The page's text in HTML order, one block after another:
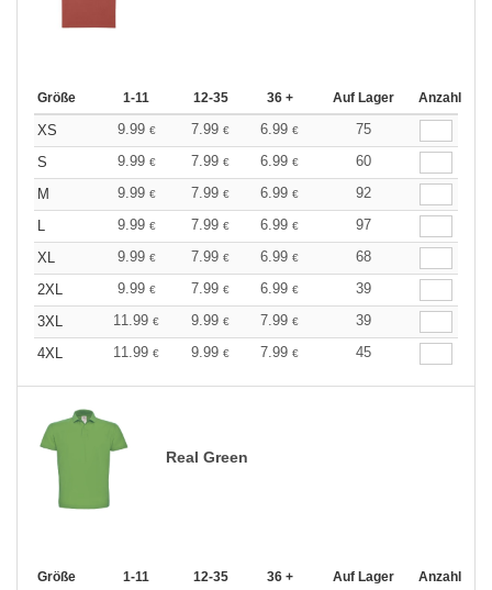
Größe 1-11 12-35 36 + Auf Lager Anzahl
XS 9.99 € 7.99 € 6.99 €
75
S
9.99 € 7.99 € 6.99 €
60
M
9.99 € 7.99 € 6.99 €
92
9.99 € 7.99 € 6.99 €
97
XL
9.99 € 7.99 € 6.99 €
68
2XL
9.99 € 7.99 € 6.99 €
39
3XL
11.99 € 9.99 € 7.99 €
39
4XL
11.99 € 9.99 € 7.99 € 45
Real Green
Größe 1-11 12-35 36 + Auf Lager Anzahl